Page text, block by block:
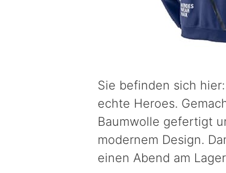
Sie befinden sich
echte Heroes.
Baumwolle gefertigt
modernem Design.
einen Abend am